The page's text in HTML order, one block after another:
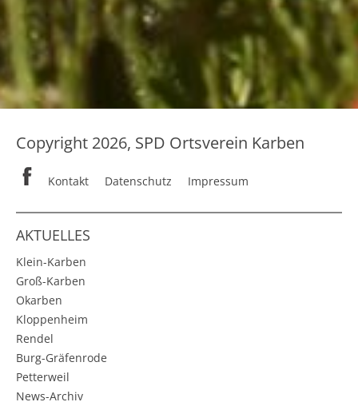
Copyright 2026, SPD Ortsverein Karben
Kontakt Datenschutz Impressum
AKTUELLES
Klein-Karben
Groß-Karben
Okarben
Kloppenheim
Rendel
Burg-Gräfenrode
Petterweil
News-Archiv